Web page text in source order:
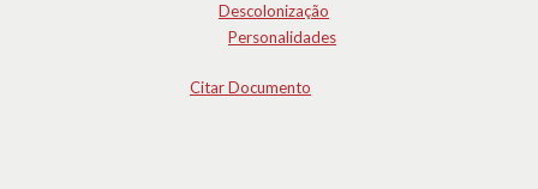
Descolonização
Personalidades
Citar Documento